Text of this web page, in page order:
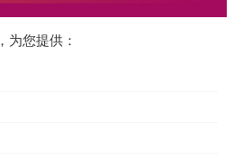
，为您提供：